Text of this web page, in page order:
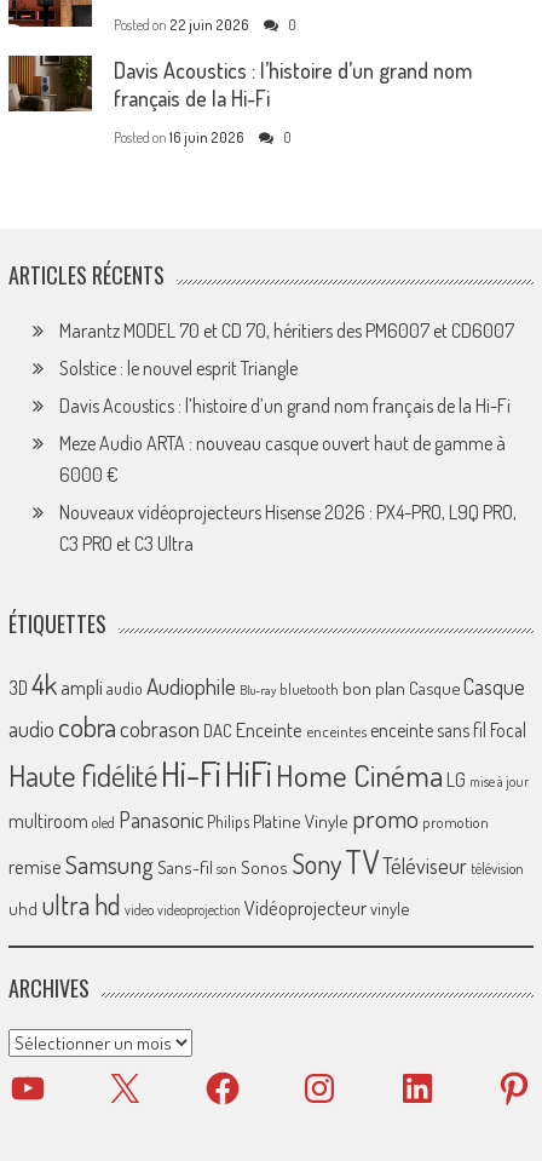
Posted on 22 juin 2026 0
Davis Acoustics : l’histoire d’un grand nom
français de la Hi-Fi
Posted on 16 juin 2026 0
ARTICLES RÉCENTS
Marantz MODEL 70 et CD 70, héritiers des PM6007 et CD6007
Solstice : le nouvel esprit Triangle
Davis Acoustics : l’histoire d’un grand nom français de la Hi-Fi
Meze Audio ARTA : nouveau casque ouvert haut de gamme à
6000 €
Nouveaux vidéoprojecteurs Hisense 2026 : PX4-PRO, L9Q PRO,
C3 PRO et C3 Ultra
ÉTIQUETTES
3D 4k ampliaudio Audiophile Blu-ray bluetooth bon plan CasqueCasque
audio cobracobrason DAC Enceinte enceintes enceinte sans fil Focal
Haute fidélitéHi-FiHiFiHome Cinéma LG mise à jour
multiroom oled Panasonic Philips Platine Vinyle promo promotion
remiseSamsungSans-fil son Sonos SonyTVTéléviseur télévision
uhd ultra hd video videoprojection Vidéoprojecteurvinyle
ARCHIVES
Archives
YouTube X Facebook Instagram LinkedIn